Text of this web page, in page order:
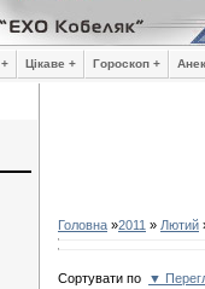
Цікаве + Гороскоп +
Головна »2011 » Лютий
Сортувати по ▼